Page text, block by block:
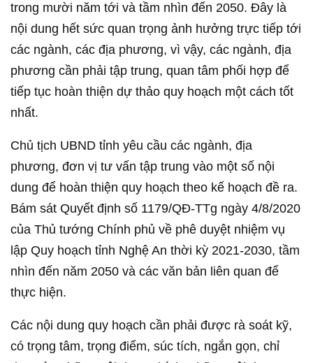
trong mười năm tới và tầm nhìn đến 2050. Đây là
nội dung hết sức quan trọng ảnh hưởng trực tiếp tới
các ngành, các địa phương, vì vậy, các ngành, địa
phương cần phải tập trung, quan tâm phối hợp để
tiếp tục hoàn thiện dự thảo quy hoạch một cách tốt
nhất.
Chủ tịch UBND tỉnh yêu cầu các ngành, địa
phương, đơn vị tư vấn tập trung vào một số nội
dung để hoàn thiện quy hoạch theo kế hoạch đề ra.
Bám sát Quyết định số 1179/QĐ-TTg ngày 4/8/2020
của Thủ tướng Chính phủ về phê duyệt nhiệm vụ
lập Quy hoạch tỉnh Nghệ An thời kỳ 2021-2030, tầm
nhìn đến năm 2050 và các văn bản liên quan để
thực hiện.
Các nội dung quy hoạch cần phải được rà soát kỹ,
có trọng tâm, trọng điểm, súc tích, ngắn gọn, chỉ